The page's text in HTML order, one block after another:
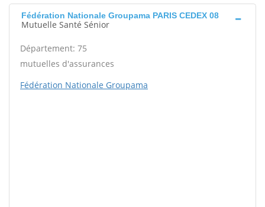
Fédération Nationale Groupama PARIS CEDEX 08
Mutuelle Santé Sénior
Département: 75
mutuelles d'assurances
Fédération Nationale Groupama